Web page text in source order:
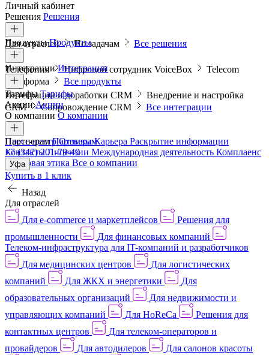
Личный кабинет
Решения Решения
Для отраслей По задачам Все решения
ПродуктыПродукты
Телефония Цифровой сотрудник VoiceBox
Telecom
платформа
Все продукты
ИнтеграцииИнтеграции
Интеграции и доработки CRM
Внедрение и настройка
CRM
Сопровождение CRM Все интеграции
ТарифыТарифы
АкцииАкции
О компании О компании
Пресс-центрОтзывыКарьера Раскрытие информации
КонтактыЛицензии Международная деятельность Комплаенс
и деловая этика Все о компании
ПартнерамПартнерам
+7 (347) 201-79-40
Уфа
Купить в 1 клик
Назад
Для отраслей
Для e-commerce и маркетплейсов
Решения для
промышленности
Для финансовых компаний
Телеком-инфраструктура для IT-компаний и разработчиков
Для медицинских центров
Для логистических
компаний
Для ЖКХ и энергетики
Для
образовательных организаций
Для недвижимости и
управляющих компаний
Для HoReCa
Решения для
контактных центров
Для телеком-операторов и
провайдеров
Для автодилеров
Для салонов красоты